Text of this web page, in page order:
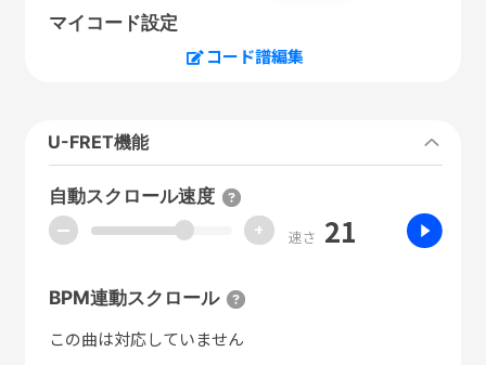
マイコード設定
コード譜編集
U-FRET機能
自動スクロール速度
ー + 速さ 21
BPM連動スクロール
この曲は対応していません